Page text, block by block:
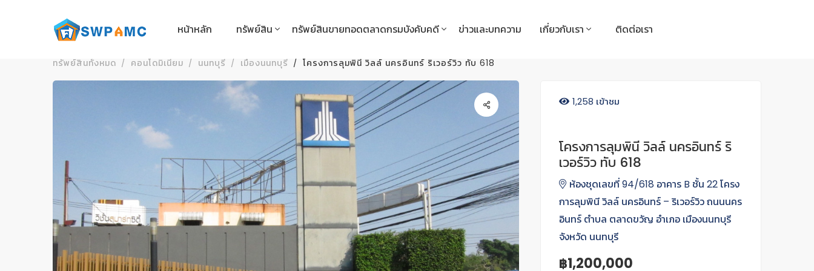
หน้าหลัก ทรัพย์สิน ทรัพย์สินขายทอดตลาดกรมบังคับคดี ข่าวและบทความ เกี่ยวกับเรา ติดต่อเรา
ทรัพย์สินทั้งหมด คอนโดมิเนียม นนทบุรี เมืองนนทบุรี โครงการลุมพินี วิลล์ นครอินทร์ ริเวอร์วิว ทับ 618
1,258 เข้าชม
โครงการลุมพินี วิลล์ นครอินทร์ ริ
เวอร์วิว ทับ 618
ห้องชุดเลขที่ 94/618 อาคาร B ชั้น 22 โครง
การลุมพินี วิลล์ นครอินทร์ – ริเวอร์วิว ถนนนคร
อินทร์ ตำบล ตลาดขวัญ อำเภอ เมืองนนทบุรี
จังหวัด นนทบุรี
฿1,200,000